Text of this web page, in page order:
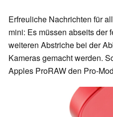
Erfreuliche Nachrichten für
mini: Es müssen abseits der
weiteren Abstriche bei der
Kameras gemacht werden.
Apples ProRAW den Pro-